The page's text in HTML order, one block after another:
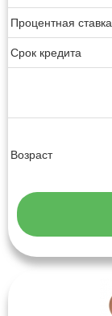
Процентная ставка
Срок кредита
Возраст